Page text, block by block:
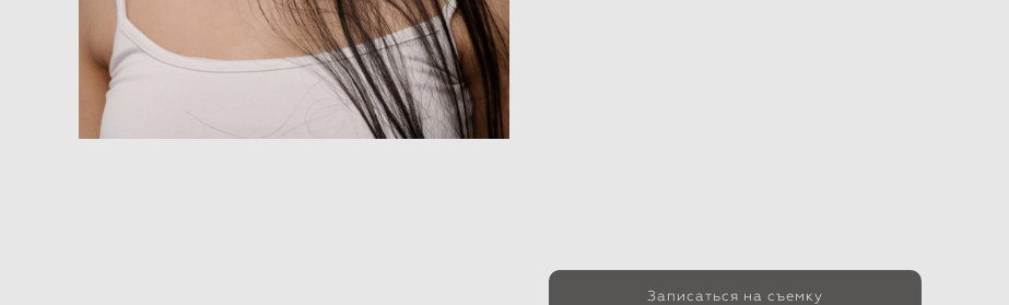
Записаться на съемку